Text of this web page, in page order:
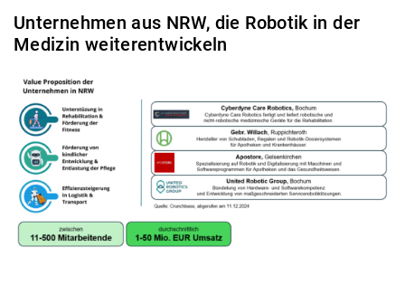
Unternehmen aus NRW, die Robotik in der
Medizin weiterentwickeln